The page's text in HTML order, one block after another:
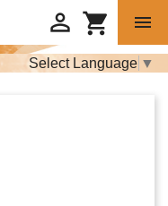
shopping_cart
 
Select Language ▼